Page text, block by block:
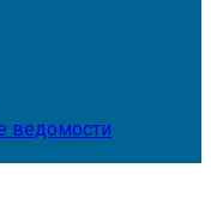
ведомости